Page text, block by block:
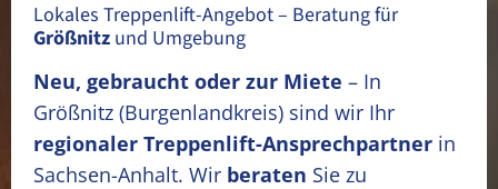
Lokales Treppenlift-Angebot – Beratung für
Größnitz und Umgebung
Neu, gebraucht oder zur Miete – In
Größnitz (Burgenlandkreis) sind wir Ihr
regionaler Treppenlift-Ansprechpartner in
Sachsen-Anhalt. Wir beraten Sie zu